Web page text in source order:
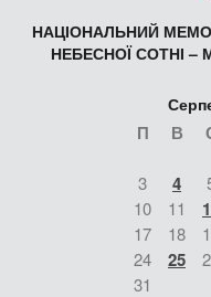
НАЦІОНАЛЬНИЙ
НЕБЕСНОЇ СОТНІ –
П В
3 4
10
11
17
18
24
25
31